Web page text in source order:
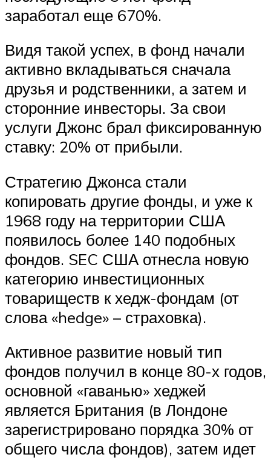
заработал еще 670%.
Видя такой успех, в фонд начали
активно вкладываться сначала
друзья и родственники, а затем и
сторонние инвесторы. За свои
услуги Джонс брал фиксированную
ставку: 20% от прибыли.
Стратегию Джонса стали
копировать другие фонды, и уже к
1968 году на территории США
появилось более 140 подобных
фондов. SEC США отнесла новую
категорию инвестиционных
товариществ к хедж-фондам (от
слова «hedge» – страховка).
Активное развитие новый тип
фондов получил в конце 80-х годов,
основной «гаванью» хеджей
является Британия (в Лондоне
зарегистрировано порядка 30% от
общего числа фондов), затем идет